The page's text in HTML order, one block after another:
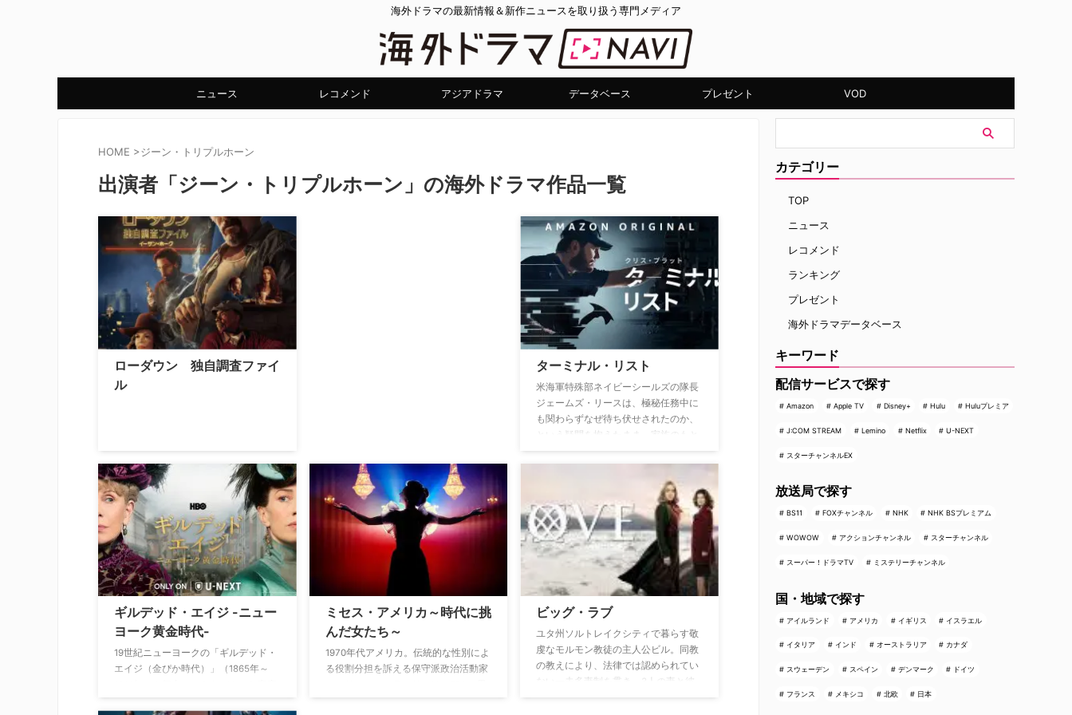
海外ドラマの最新情報＆新作ニュースを取り扱う専門メディア
ニュース レコメンド アジアドラマ データベース プレゼント VOD
HOME >ジーン・トリプルホーン
出演者「ジーン・トリプルホーン」の海外ドラマ作品一覧
ローダウン 独自調査ファイ
ル
ターミナル・リスト
米海軍特殊部ネイビーシールズの隊長
ジェームズ・リースは、極秘任務中に
も関わらずなぜ待ち伏せされたのか、
という疑問を抱えたまま、家族のもと
になるにつれ、リースはある陰謀の存
在を知り、自身の人生だけでなく、愛
する人々の人生も危険に晒すことに
―。
ギルデッド・エイジ -ニュー
ヨーク黄金時代-
19世紀ニューヨークの「ギルデッド・
エイジ（⾦ぴか時代）」（1865年～
ミセス・アメリカ～時代に挑
んだ女たち～
1970年代アメリカ。伝統的な性別によ
る役割分担を訴える保守派政治活動家
ビッグ・ラブ
ユタ州ソルトレイクシティで暮らす敬
虔なモルモン教徒の主人公ビル。同教
の教えにより、法律では認められてい
ない一夫多妻制を貫き、3人の妻と彼
カテゴリー
TOP
ニュース
レコメンド
ランキング
プレゼント
海外ドラマデータベース
キーワード
配信サービスで探す
Amazon Apple TV Disney+ Hulu Huluプレミア
J:COM STREAM Lemino Netflix U-NEXT
スターチャンネルEX
放送局で探す
BS11 FOXチャンネル NHK NHK BSプレミアム
WOWOW アクションチャンネル スターチャンネル
スーパー！ドラマTV ミステリーチャンネル
国・地域で探す
アイルランド アメリカ イギリス イスラエル
イタリア インド オーストラリア カナダ
スウェーデン スペイン デンマーク ドイツ
フランス メキシコ 北欧 日本